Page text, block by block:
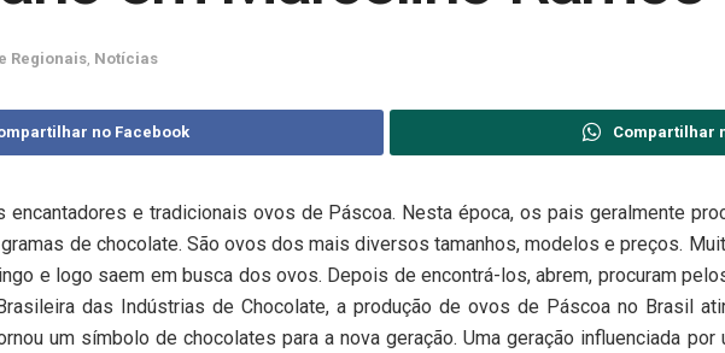
Regionais, Notícias
no Facebook Compartilhar
e tradicionais ovos de Páscoa. Nesta época, os pais geralmente
de chocolate. São ovos dos mais diversos tamanhos, modelos e preços.
e logo saem em busca dos ovos. Depois de encontrá-los, abrem, procuram
das Indústrias de Chocolate, a produção de ovos de Páscoa no Brasil
um símbolo de chocolates para a nova geração. Uma geração influenciada